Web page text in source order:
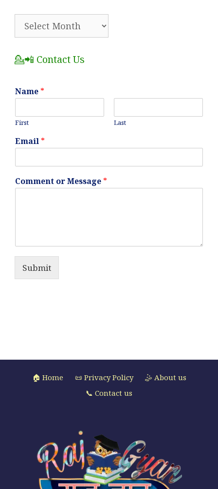
💁📲 Contact Us
Name *
First Last
Email *
Comment or Message *
Submit
🏠 Home 📜 Privacy Policy
🤹 About us
📞 Contact us